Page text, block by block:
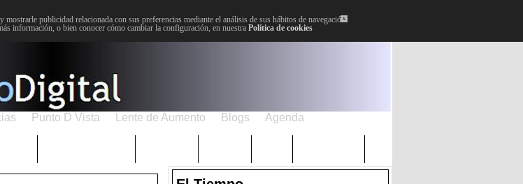
x
publicidad relacionada con sus preferencias mediante el análisis de sus hábitos de navegación.
información, o bien conocer cómo cambiar la configuración, en nuestra Política de cookies
Punto D Vista Lente de Aumento Blogs Agenda